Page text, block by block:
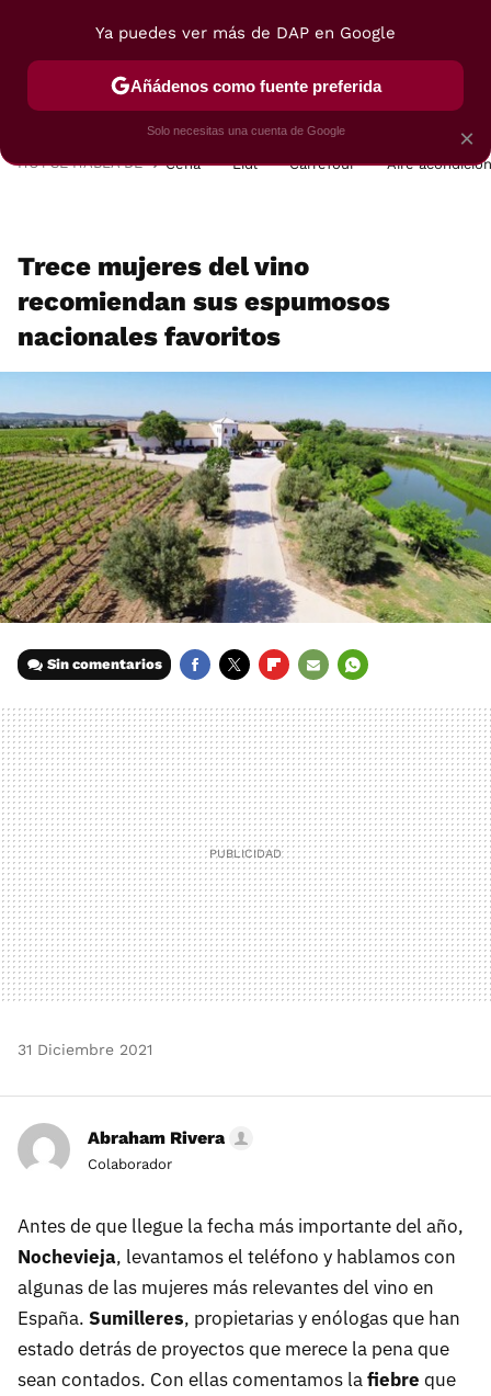
POSTRES VIAJES SELECCIÓN VEGUI
HOY SE HABLA DE Cena Lidl Carrefour Aire
Trece mujeres del vino
recomiendan sus espumosos
nacionales favoritos
Sin comentarios
MAIL
31 Diciembre 2021
Abraham Rivera
Colaborador
Antes de que llegue la fecha más importante del año,
Nochevieja, levantamos el teléfono y hablamos con
algunas de las mujeres más relevantes del vino en
España. Sumilleres, propietarias y enólogas que han
estado detrás de proyectos que merece la pena que
sean contados. Con ellas comentamos lafiebre que
×
Ya puedes ver más de DAP en Google
Añádenos como fuente preferida
Solo necesitas una cuenta de Google